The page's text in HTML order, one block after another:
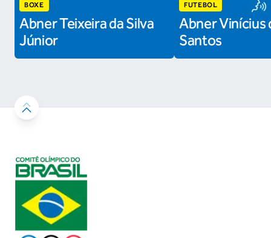
BOXE
Abner Teixeira da Silva
Júnior
FUTEBOL
Abner Vinícius
Santos